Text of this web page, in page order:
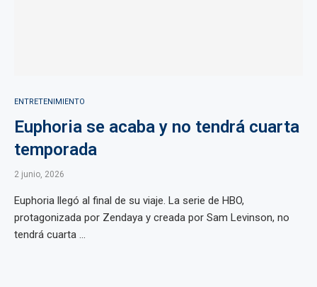
ENTRETENIMIENTO
Euphoria se acaba y no tendrá cuarta
temporada
2 junio, 2026
Euphoria llegó al final de su viaje. La serie de HBO,
protagonizada por Zendaya y creada por Sam Levinson, no
tendrá cuarta ...